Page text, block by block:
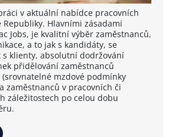
v aktuální nabídce pracovních
Republiky. Hlavními zásadami
Jobs, je kvalitní výběr zaměstnanců,
a to jak s kandidáty, se
s klienty, absolutní dodržování
přidělování zaměstnanců
mzdové podmínky
zaměstnanců v pracovních či
záležitostech po celou dobu